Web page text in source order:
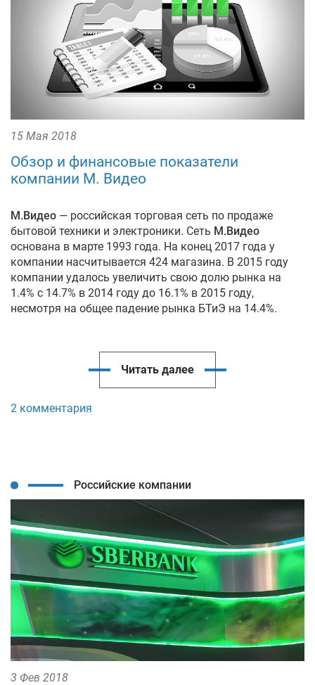
15 Мая 2018
Обзор и финансовые показатели
компании М. Видео
М.Видео — российская торговая сеть по продаже
бытовой техники и электроники. Сеть М.Видео
основана в марте 1993 года. На конец 2017 года у
компании насчитывается 424 магазина. В 2015 году
компании удалось увеличить свою долю рынка на
1.4% с 14.7% в 2014 году до 16.1% в 2015 году,
несмотря на общее падение рынка БТиЭ на 14.4%.
Читать далее
2 комментария
Российские компании
3 Фев 2018